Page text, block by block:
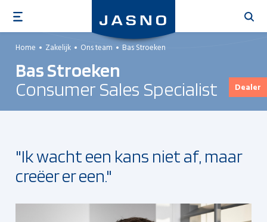
naar
inhoud
gaan
Dealer
Home Zakelijk Ons team Bas Stroeken
Bas Stroeken
Consumer Sales Specialist
"Ik wacht een kans niet af, maar
creëer er een."